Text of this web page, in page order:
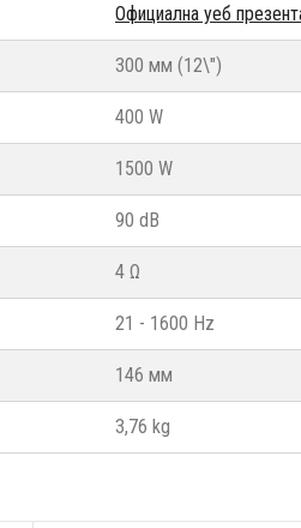
Официална уеб
300 мм (12\")
400 W
1500 W
90 dB
4 Ω
21 - 1600 Hz
146 мм
3,76 kg